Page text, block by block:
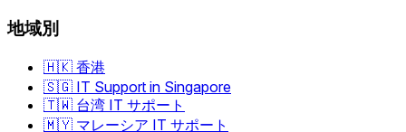
地域別
🇭🇰 香港
🇸🇬 IT Support in Singapore
🇹🇼 台湾 IT サポート
🇲🇾 マレーシア IT サポート